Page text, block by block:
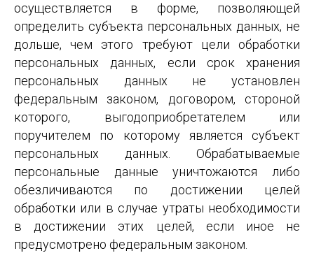
осуществляется в форме, позволяющей
определить субъекта персональных данных, не
дольше, чем этого требуют цели обработки
персональных данных, если срок хранения
персональных данных не установлен
федеральным законом, договором, стороной
которого, выгодоприобретателем или
поручителем по которому является субъект
персональных данных. Обрабатываемые
персональные данные уничтожаются либо
обезличиваются по достижении целей
обработки или в случае утраты необходимости
в достижении этих целей, если иное не
предусмотрено федеральным законом.